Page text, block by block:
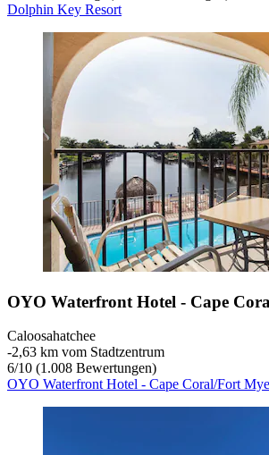
Dolphin Key Resort
OYO Waterfront Hotel - Cape
Caloosahatchee
‐2,63 km vom Stadtzentrum
6/10 (1.008 Bewertungen)
OYO Waterfront Hotel - Cape Coral/Fort